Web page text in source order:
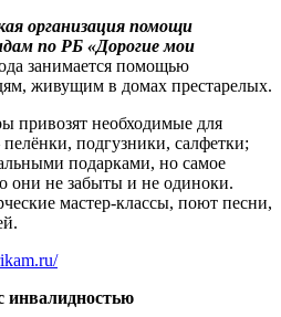
организация помощи
по РБ «Дорогие мои
занимается помощью
живущим в домах престарелых.
привозят необходимые для
подгузники, салфетки;
подарками, но самое
они не забыты и не одиноки.
мастер-классы, поют песни,
инвалидностью